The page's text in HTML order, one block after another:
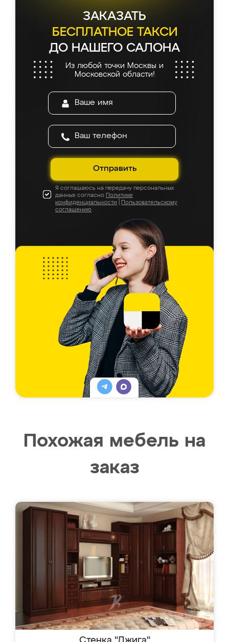
ЗАКАЗАТЬ
БЕСПЛАТНОЕ ТАКСИ
ДО НАШЕГО САЛОНА
Из любой точки Москвы и
Московской области!
Отправить
Я соглашаюсь на передачу персональных
данных согласно Политике
конфиденциальности
Пользовательскому
соглашению
Похожая мебель на
заказ